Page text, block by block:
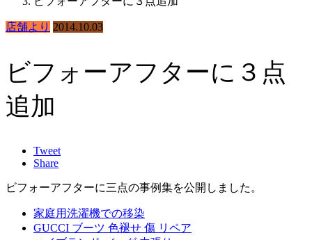
店舗より 2014.10.03
ビフォーアフターに３点
追加
Tweet
Share
ビフォーアフターに三点の事例集を公開しました。
家庭用洗濯機での移染
GUCCI ブーツ 色褪せ 傷 リペア